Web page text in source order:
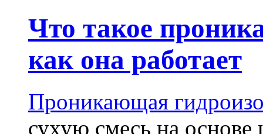
Что такое
как она работает
Проникающая
сухую смесь на основе